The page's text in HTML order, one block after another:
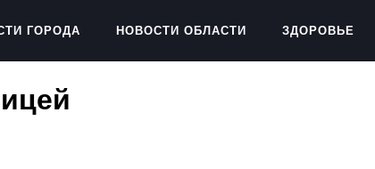
ГОРОДА НОВОСТИ ОБЛАСТИ ЗДОРОВЬЕ